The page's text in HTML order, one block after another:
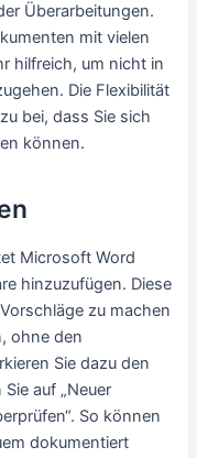
Überarbeitungen.
mit vielen
hilfreich, um nicht in
Die Flexibilität
bei, dass Sie sich
können.
Microsoft Word
hinzuzufügen. Diese
zu machen
ohne den
Sie dazu den
auf „Neuer
So können
dokumentiert